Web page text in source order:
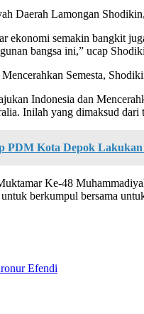
Daerah Lamongan
semakin bangkit
bangsa ini,” ucap
Semesta,
Indonesia dan
Inilah yang dimaksud dari
PDM Kota Depok
Ke-48
berkumpul bersama
Efendi